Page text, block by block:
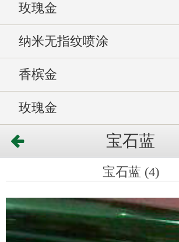
玫瑰金
纳米无指纹喷涂
香槟金
玫瑰金
宝石蓝
宝石蓝 (4)